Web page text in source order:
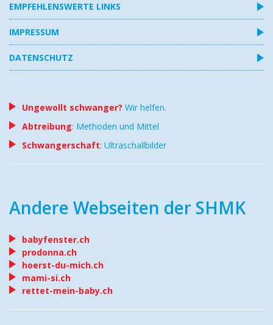
EMPFEHLENSWERTE LINKS
IMPRESSUM
DATENSCHUTZ
Ungewollt schwanger? Wir helfen.
Abtreibung: Methoden und Mittel
Schwangerschaft: Ultraschallbilder
Andere Webseiten der SHMK
babyfenster.ch
prodonna.ch
hoerst-du-mich.ch
mami-si.ch
rettet-mein-baby.ch